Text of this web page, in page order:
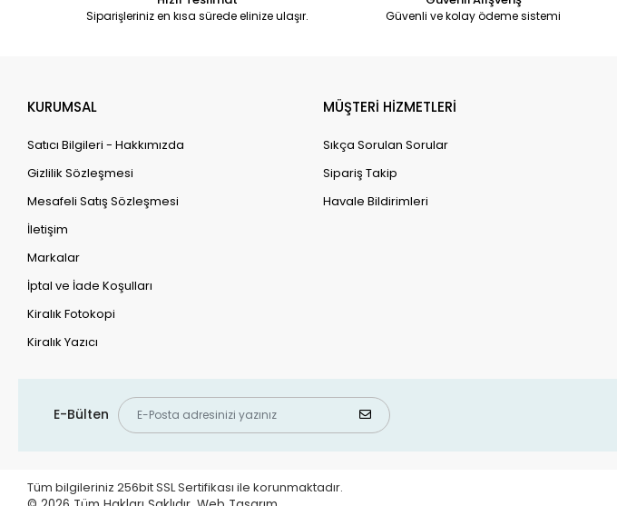
Siparişleriniz en kısa sürede elinize ulaşır. Güvenli ve kolay ödeme sistemi
KURUMSAL
Satıcı Bilgileri - Hakkımızda
Gizlilik Sözleşmesi
Mesafeli Satış Sözleşmesi
İletişim
Markalar
İptal ve İade Koşulları
Kiralık Fotokopi
Kiralık Yazıcı
MÜŞTERİ HİZMETLERİ
Sıkça Sorulan Sorular
Sipariş Takip
Havale Bildirimleri
E-Bülten
Tüm bilgileriniz 256bit SSL Sertifikası ile korunmaktadır.